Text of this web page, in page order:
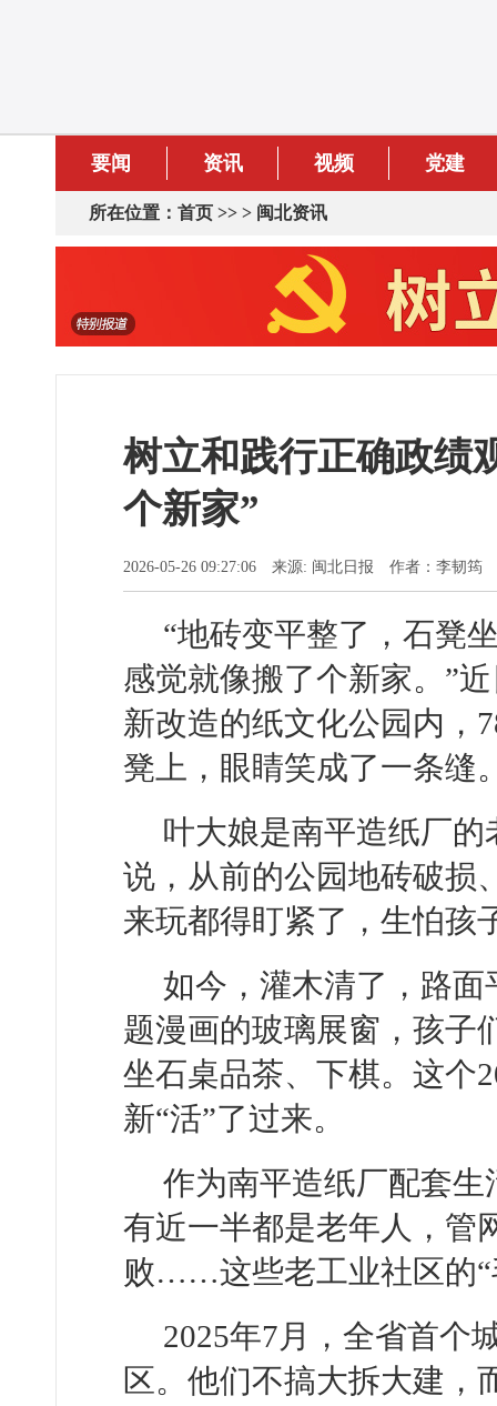
要闻 资讯 视频 党建
所在位置： 首页 >> > 闽北资讯
树立和践行正确政绩
个新家”
2026-05-26 09:27:06 来源: 闽北日报 作者：李韧筠
“地砖变平整了，石凳
感觉就像搬了个新家。”
新改造的纸文化公园内，
凳上，眼睛笑成了一条缝
叶大娘是南平造纸厂
说，从前的公园地砖破损
来玩都得盯紧了，生怕孩
如今，灌木清了，路
题漫画的玻璃展窗，孩子
坐石桌品茶、下棋。这个
新“活”了过来。
作为南平造纸厂配套生
有近一半都是老年人，管
败……这些老工业社区的“
2025年7月，全省首个
区。他们不搞大拆大建，